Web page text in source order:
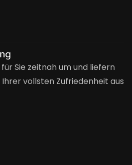
Sie zeitnah um und liefern
Ihrer vollsten Zufriedenheit aus